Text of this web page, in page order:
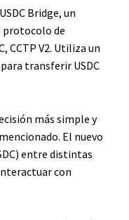
Bridge, un
protocolo de
CCTP V2. Utiliza un
transferir USDC
más simple y
El nuevo
entre distintas
con